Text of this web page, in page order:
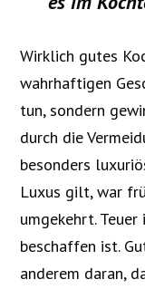
Wirklich gutes
wahrhaftigen
tun, sondern
durch die
besonders
Luxus gilt, war
umgekehrt.
beschaffen ist.
anderem daran,